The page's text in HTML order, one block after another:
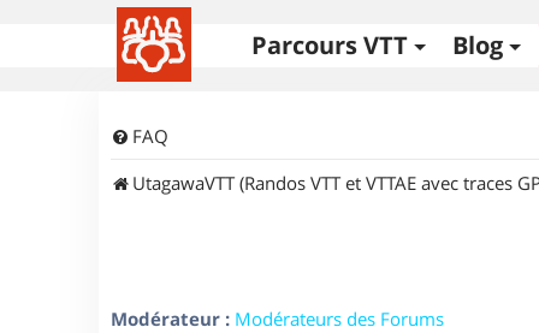
Parcours VTT Blog
FAQ
UtagawaVTT (Randos VTT et VTTAE avec traces
Modérateur : Modérateurs des Forums